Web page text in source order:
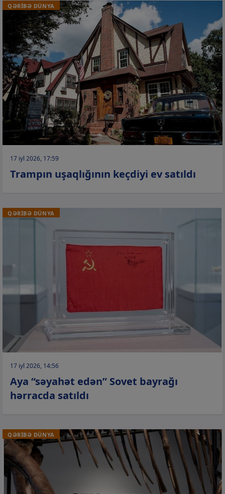
QƏRİBƏ DÜNYA
17 iyl 2026, 17:59
Trampın uşaqlığının keçdiyi ev satıldı
QƏRİBƏ DÜNYA
17 iyl 2026, 14:56
Aya “səyahət edən” Sovet bayrağı
hərracda satıldı
QƏRİBƏ DÜNYA